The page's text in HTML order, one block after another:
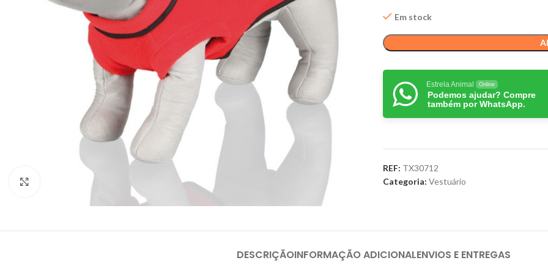
Click to enlarge
Em stock
Estrela Animal Online
Podemos ajudar? Compre
também por WhatsApp.
REF: TX30712
Categoria: Vestuário
DESCRIÇÃOINFORMAÇÃO ADICIONALENVIOS E ENTREGAS